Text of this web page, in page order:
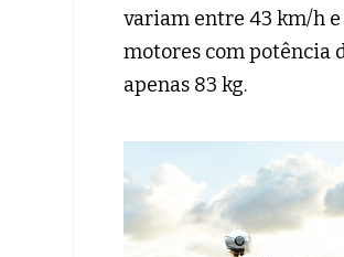
variam entre 43 km/h
motores com potência
apenas 83 kg.